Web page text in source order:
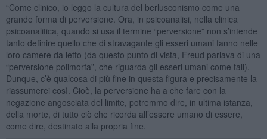
“Come clinico, io leggo la cultura del berlusconismo come una
grande forma di perversione. Ora, in psicoanalisi, nella clinica
psicoanalitica, quando si usa il termine “perversione” non s’intende
tanto definire quello che di stravagante gli esseri umani fanno nelle
loro camere da letto (da questo punto di vista, Freud parlava di una
“perversione polimorfa”, che riguarda gli esseri umani come tali).
Dunque, c’è qualcosa di più fine in questa figura e precisamente la
riassumerei così. Cioè, la perversione ha a che fare con la
negazione angosciata del limite, potremmo dire, in ultima istanza,
della morte, di tutto ciò che ricorda all’essere umano di essere,
come dire, destinato alla propria fine.